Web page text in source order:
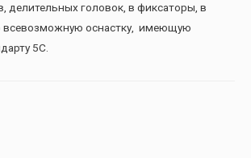
делительных головок, в фиксаторы, в
всевозможную оснастку, имеющую
5С.